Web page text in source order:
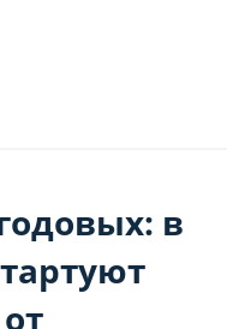
в